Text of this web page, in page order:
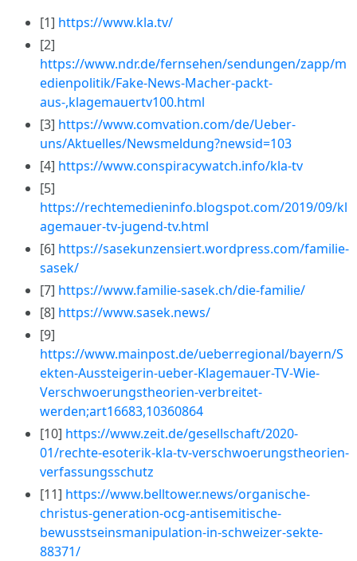
[1] https://www.kla.tv/
[2]
https://www.ndr.de/fernsehen/sendungen/zapp/m
edienpolitik/Fake-News-Macher-packt-
aus-,klagemauertv100.html
[3] https://www.comvation.com/de/Ueber-
uns/Aktuelles/Newsmeldung?newsid=103
[4] https://www.conspiracywatch.info/kla-tv
[5]
https://rechtemedieninfo.blogspot.com/2019/09/kl
agemauer-tv-jugend-tv.html
[6] https://sasekunzensiert.wordpress.com/familie-
sasek/
[7] https://www.familie-sasek.ch/die-familie/
[8] https://www.sasek.news/
[9]
https://www.mainpost.de/ueberregional/bayern/S
ekten-Aussteigerin-ueber-Klagemauer-TV-Wie-
Verschwoerungstheorien-verbreitet-
werden;art16683,10360864
[10] https://www.zeit.de/gesellschaft/2020-
01/rechte-esoterik-kla-tv-verschwoerungstheorien-
verfassungsschutz
[11] https://www.belltower.news/organische-
christus-generation-ocg-antisemitische-
bewusstseinsmanipulation-in-schweizer-sekte-
88371/